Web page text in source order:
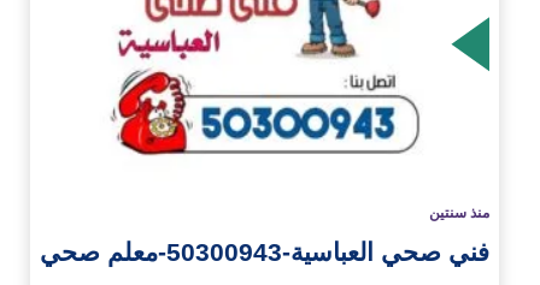
منذ سنتين
فني صحي العباسية-50300943-معلم صحي